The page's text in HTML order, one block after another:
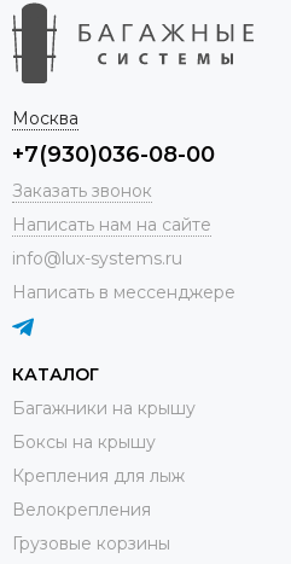
Москва
+7(930)036-08-00
Заказать звонок
Написать нам на сайте
info@lux-systems.ru
Написать в мессенджере
КАТАЛОГ
Багажники на крышу
Боксы на крышу
Крепления для лыж
Велокрепления
Грузовые корзины